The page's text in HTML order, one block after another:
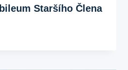
Staršího Člena